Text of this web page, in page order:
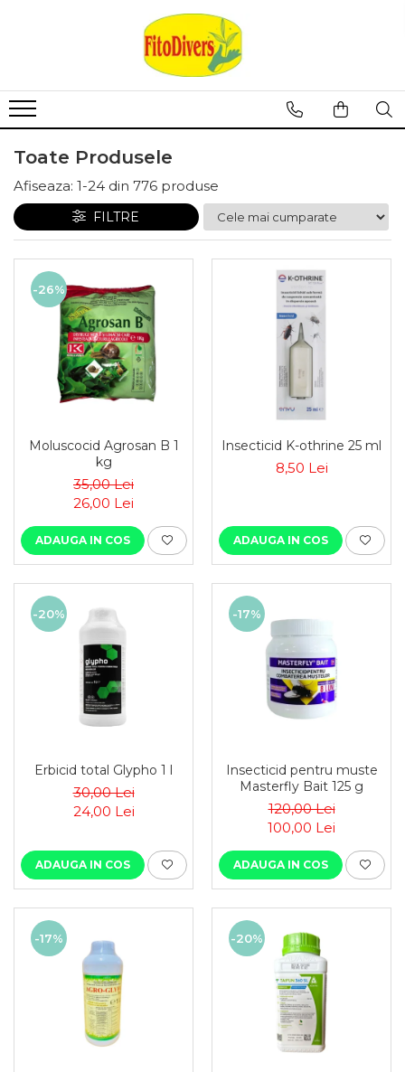
Toate Produsele
Afiseaza: 1-24 din 776 produse
FILTRE
-26%
Moluscocid Agrosan B 1
kg
35,00 Lei
26,00 Lei
ADAUGA IN COS
Insecticid K-othrine 25 ml
8,50 Lei
ADAUGA IN COS
-20%
Erbicid total Glypho 1 l
30,00 Lei
24,00 Lei
ADAUGA IN COS
-17%
Insecticid pentru muste
Masterfly Bait 125 g
120,00 Lei
100,00 Lei
ADAUGA IN COS
-17% -20%